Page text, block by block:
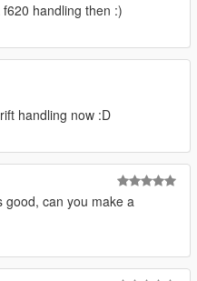
KimEurope
gta5-
NewEra
f620 handling then :)
handling now :D
good, can you make a